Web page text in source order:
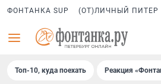
ФОНТАНКА SUP (ОТ)ЛИЧНЫЙ ПИТЕР
Топ-10, куда поехать Реакция